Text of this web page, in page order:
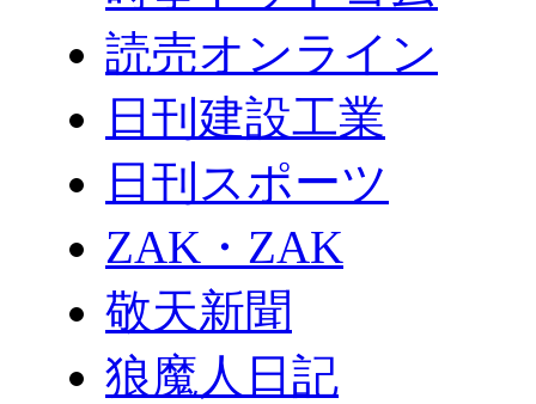
読売オンライン
日刊建設工業
日刊スポーツ
ZAK・ZAK
敬天新聞
狼魔人日記